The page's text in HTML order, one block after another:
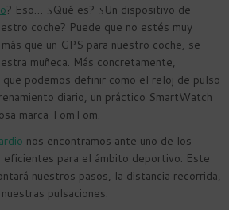
? Eso… ¿Qué es? ¿Un dispositivo de
coche? Puede que no estés muy
que un GPS para nuestro coche, se
muñeca. Más concretamente,
podemos definir como el reloj de pulso
diario, un práctico SmartWatch
marca TomTom.
nos encontramos ante uno de los
para el ámbito deportivo. Este
nuestros pasos, la distancia recorrida,
pulsaciones.